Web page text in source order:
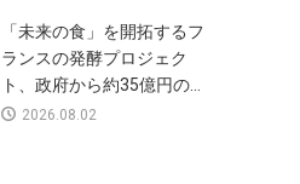
「未来の食」を開拓するフ
ランスの発酵プロジェク
ト、政府から約35億円の...
2026.08.02